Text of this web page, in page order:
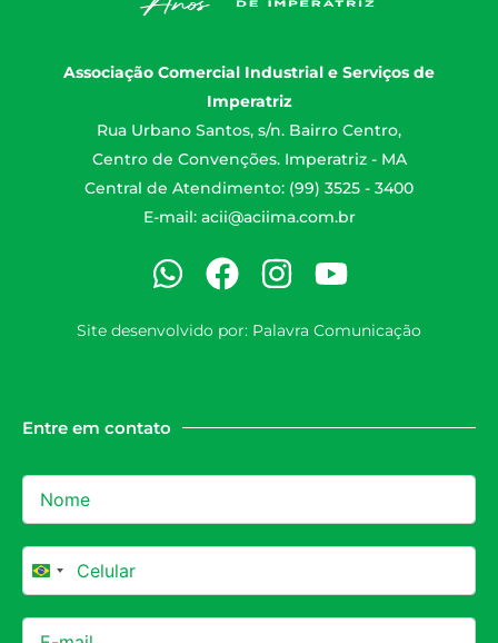
Associação Comercial Industrial e Serviços de
Imperatriz
Rua Urbano Santos, s/n. Bairro Centro,
Centro de Convenções. Imperatriz - MA
Central de Atendimento: (99) 3525 - 3400
E-mail: acii@aciima.com.br
Site desenvolvido por: Palavra Comunicação
Entre em contato
Brazil +55